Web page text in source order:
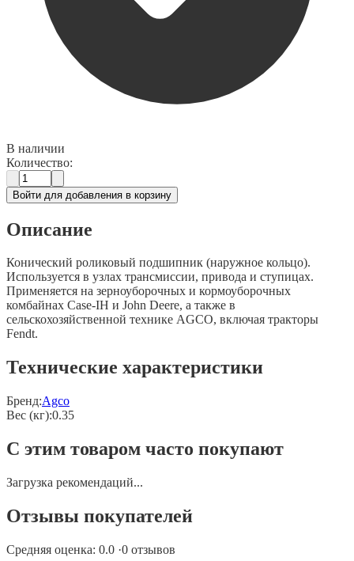
В наличии
Количество:
Войти для добавления в корзину
Описание
Конический роликовый подшипник (наружное кольцо).
Используется в узлах трансмиссии, привода и ступицах.
Применяется на зерноуборочных и кормоуборочных
комбайнах Case-IH и John Deere, а также в
сельскохозяйственной технике AGCO, включая тракторы
Fendt.
Технические характеристики
Бренд:Agco
Вес (кг):0.35
С этим товаром часто покупают
Загрузка рекомендаций...
Отзывы покупателей
Средняя оценка: 0.0 ·0 отзывов